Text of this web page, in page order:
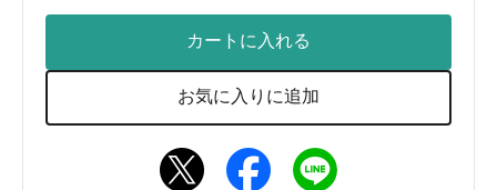
カートに入れる
お気に入りに追加